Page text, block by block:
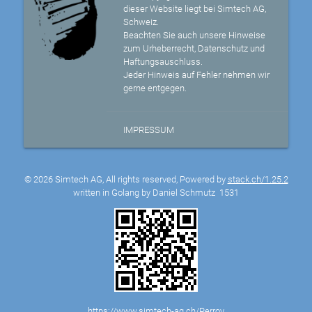
dieser Website liegt bei Simtech AG,
Schweiz.
Beachten Sie auch unsere Hinweise
zum Urheberrecht, Datenschutz und
Haftungsauschluss.
Jeder Hinweis auf Fehler nehmen wir
gerne entgegen.
IMPRESSUM
© 2026 Simtech AG, All rights reserved, Powered by stack.ch/1.25.2
written in Golang by Daniel Schmutz 1531